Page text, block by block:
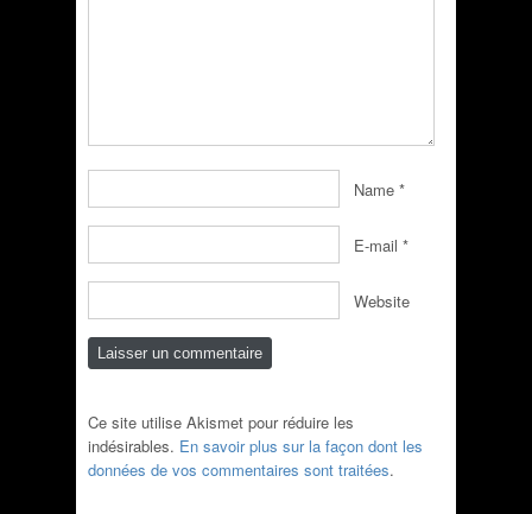
Name *
E-mail *
Website
Ce site utilise Akismet pour réduire les
indésirables. En savoir plus sur la façon dont les
données de vos commentaires sont traitées.